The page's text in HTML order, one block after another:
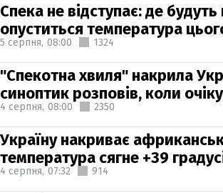
Спека не відступає: де будуть
опуститься температура
5 серпня, 08:00 1324
"Спекотна хвиля" накрила
синоптик розповів, коли
4 серпня, 08:00 2350
Україну накриває
температура сягне +39
4 серпня, 07:32 914